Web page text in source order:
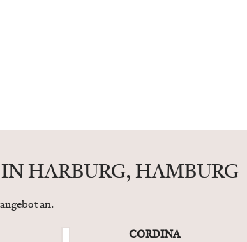
HARBURG, HAMBURG
an.
CORDINA